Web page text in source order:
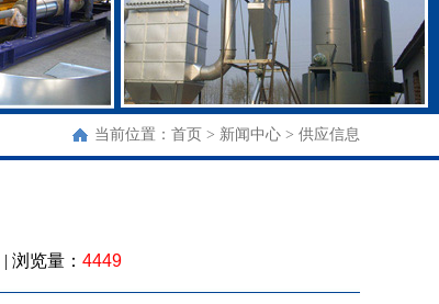
当前位置： 首页 > 新闻中心 > 供应信息
| 浏览量： 4449